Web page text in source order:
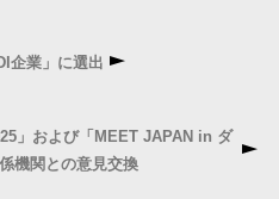
企業」に選出
」および「MEET JAPAN in ダ
機関との意見交換